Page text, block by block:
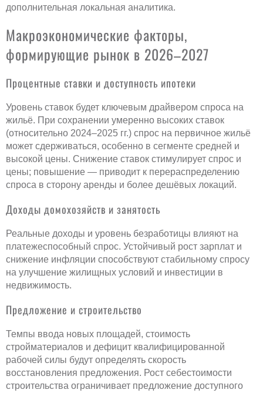
дополнительная локальная аналитика.
Макроэкономические факторы,
формирующие рынок в 2026–2027
Процентные ставки и доступность ипотеки
Уровень ставок будет ключевым драйвером спроса на
жильё. При сохранении умеренно высоких ставок
(относительно 2024–2025 гг.) спрос на первичное жильё
может сдерживаться, особенно в сегменте средней и
высокой цены. Снижение ставок стимулирует спрос и
цены; повышение — приводит к перераспределению
спроса в сторону аренды и более дешёвых локаций.
Доходы домохозяйств и занятость
Реальные доходы и уровень безработицы влияют на
платежеспособный спрос. Устойчивый рост зарплат и
снижение инфляции способствуют стабильному спросу
на улучшение жилищных условий и инвестиции в
недвижимость.
Предложение и строительство
Темпы ввода новых площадей, стоимость
стройматериалов и дефицит квалифицированной
рабочей силы будут определять скорость
восстановления предложения. Рост себестоимости
строительства ограничивает предложение доступного